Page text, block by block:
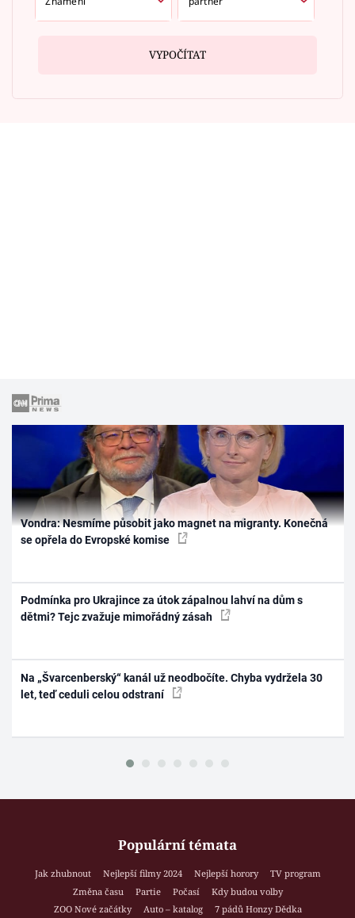
VYPOČÍTAT
Vondra: Nesmíme působit jako magnet na migranty. Konečná
se opřela do Evropské komise
Podmínka pro Ukrajince za útok zápalnou lahví na dům s
dětmi? Tejc zvažuje mimořádný zásah
Na „Švarcenberský“ kanál už neodbočíte. Chyba vydržela 30
let, teď ceduli celou odstraní
Populární témata
Jak zhubnout Nejlepší filmy 2024 Nejlepší horory
TV program
Změna času
Partie Počasí
Kdy budou volby
ZOO Nové začátky
Auto – katalog
7 pádů Honzy Dědka